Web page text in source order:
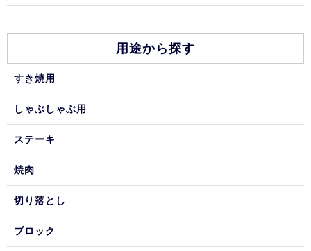
用途から探す
すき焼用
しゃぶしゃぶ用
ステーキ
焼肉
切り落とし
ブロック